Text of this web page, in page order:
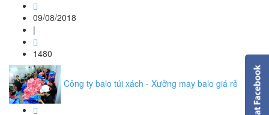
09/08/2018
|
1480
Công ty balo túi xách - Xưởng may balo giá rẻ